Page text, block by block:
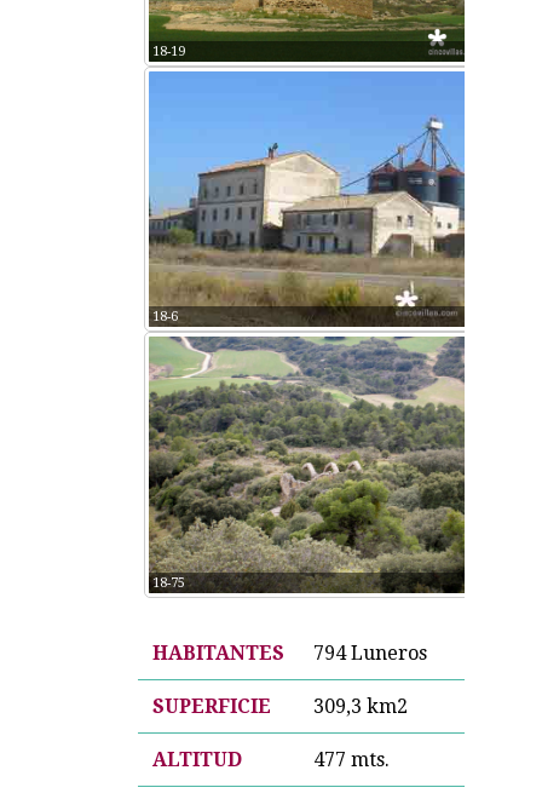
18-19
18-6
18-75
HABITANTES 794 Luneros
SUPERFICIE 309,3 km2
ALTITUD 477 mts.